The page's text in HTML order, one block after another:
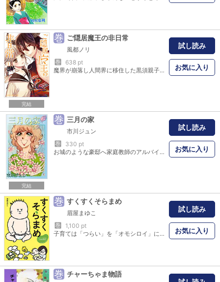
完結
巻 ご隠居魔王の非日常
風都ノリ
巻
638 pt
魔界が崩落し人間界に移住した黒須親子。父の魔王様は娘が大好きで、娘の為に真人間（本人談）に更正。しかし宿敵・勇者が娘の高校に転入してきて…？魔王と女子高生と勇者が紡ぐ、トライアングル・ラブコメディ！
試し読み
お気に入り
完結
巻 三月の家
市川ジュン
巻
330 pt
お城のような豪邸へ家庭教師のアルバイト面接にやってきた大原菜子(おおはら・なこ)は、爆発するかんしゃく玉や降りかかる小麦粉など悪質なイタズラで出迎えられる。そして母親が十年前に亡くなり、父親は多忙で家にいない若生(わこう)家で、長女・麻緒(まお)の家庭教師をする事になった菜子だったが、イタズラばかりの麻緒とその妹・亜里(あり)、不良少年の長男・晃(あきら)の様子と父親の態度が気になって……!?
試し読み
お気に入り
巻 すくすくそらまめ
眉屋まゆこ
巻
1,100 pt
子育ては「つらい」を「オモシロイ」に変換できる！ 「あ～、わかる（笑）」とママから共感の声続出。かわいいのにおっさんくさい息子の子育て奮闘漫画が待望の書籍化！ 育児疲れの心をゆるっとほぐします。
試し読み
お気に入り
巻 チャーちゃま物語